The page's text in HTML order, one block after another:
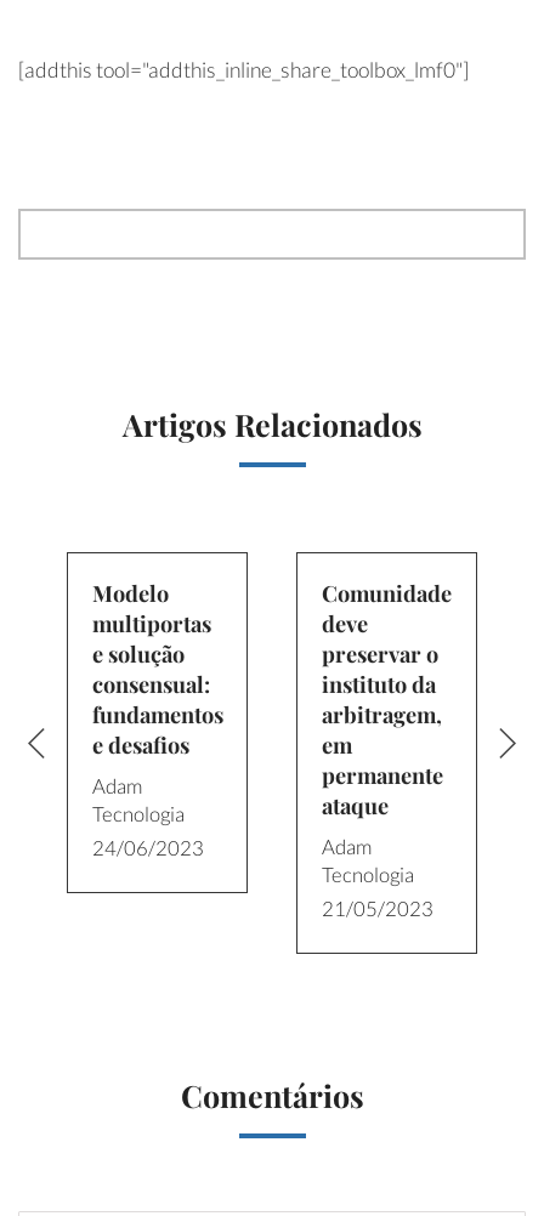
[addthis tool="addthis_inline_share_toolbox_lmf0"]
Artigos Relacionados
Modelo
multiportas
e solução
consensual:
fundamentos
e desafios
Adam
Tecnologia
24/06/2023
Comunidade
deve
preservar o
instituto da
arbitragem,
em
permanente
ataque
Adam
Tecnologia
21/05/2023
Comentários